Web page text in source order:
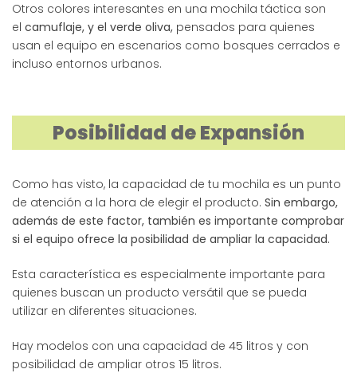
Otros colores interesantes en una mochila táctica son
el camuflaje, y el verde oliva, pensados ​​para quienes
usan el equipo en escenarios como bosques cerrados e
incluso entornos urbanos.
Posibilidad de Expansión
Como has visto, la capacidad de tu mochila es un punto
de atención a la hora de elegir el producto. Sin embargo,
además de este factor, también es importante comprobar
si el equipo ofrece la posibilidad de ampliar la capacidad.
Esta característica es especialmente importante para
quienes buscan un producto versátil que se pueda
utilizar en diferentes situaciones.
Hay modelos con una capacidad de 45 litros y con
posibilidad de ampliar otros 15 litros.